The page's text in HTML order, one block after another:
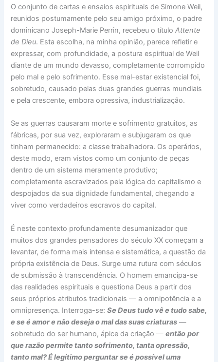
O conjunto de cartas e ensaios espirituais de Simone Weil,
reunidos postumamente pelo seu amigo próximo, o padre
dominicano Joseph-Marie Perrin, recebeu o títuloAttente
de Dieu. Esta escolha, na minha opinião, parece refletir e
expressar, com profundidade, a postura espiritual de Weil
diante de um mundo devasso, completamente corrompido
pelo mal e pelo sofrimento. Esse mal-estar existencial foi,
sobretudo, causado pelas duas grandes guerras mundiais
e pela crescente, embora opressiva, industrialização.
Se as guerras causaram morte e sofrimento gratuitos, as
fábricas, por sua vez, exploraram e subjugaram os que
tinham permanecido: a classe trabalhadora. Os operários,
deste modo, eram vistos como um conjunto de peças
dentro de um sistema meramente produtivo;
completamente escravizados pela lógica do capitalismo e
despojados da sua dignidade fundamental, chegando a
viver como verdadeiros escravos do capital.
É neste contexto profundamente desumanizador que
muitos dos grandes pensadores do século XX começam a
levantar, de forma mais intensa e sistemática, a questão da
própria existência de Deus. Surge uma rutura com séculos
de submissão à transcendência. O homem emancipa-se
das realidades espirituais e questiona Deus a partir dos
seus próprios atributos tradicionais — a omnipotência e a
omnipresença. Interroga-se:Se Deus tudo vê e tudo sabe,
e se é amor e não deseja o mal das suas criaturas —
sobretudo do ser humano, ápice da criação —então por
que razão permite tanto sofrimento, tanta opressão,
tanto mal?É legítimo perguntar se é possível uma